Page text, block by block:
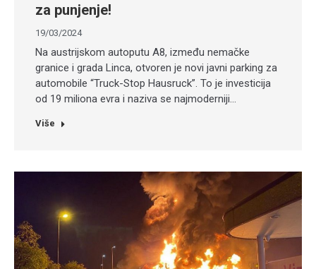
za punjenje!
19/03/2024
Na austrijskom autoputu A8, između nemačke
granice i grada Linca, otvoren je novi javni parking za
automobile “Truck-Stop Hausruck”. To je investicija
od 19 miliona evra i naziva se najmoderniji…
Više